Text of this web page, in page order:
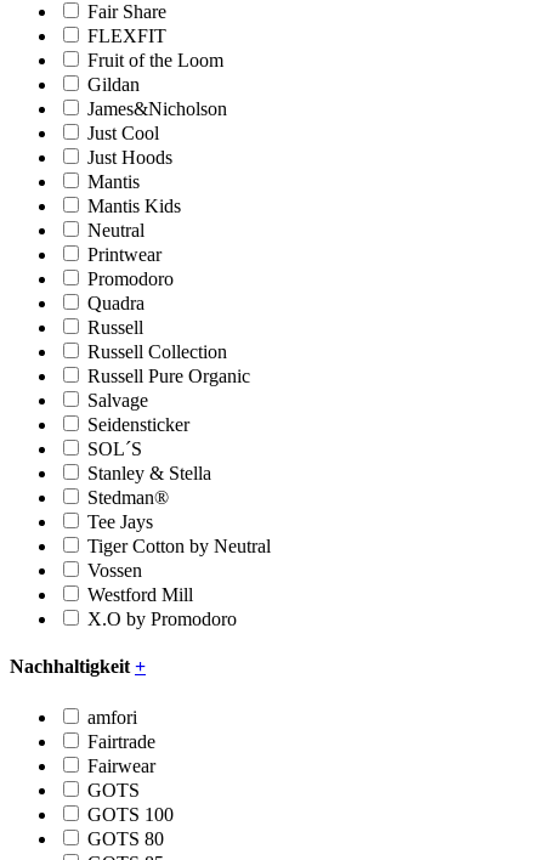
Fair Share
FLEXFIT
Fruit of the Loom
Gildan
James&Nicholson
Just Cool
Just Hoods
Mantis
Mantis Kids
Neutral
Printwear
Promodoro
Quadra
Russell
Russell Collection
Russell Pure Organic
Salvage
Seidensticker
SOL´S
Stanley & Stella
Stedman®
Tee Jays
Tiger Cotton by Neutral
Vossen
Westford Mill
X.O by Promodoro
Nachhaltigkeit+
amfori
Fairtrade
Fairwear
GOTS
GOTS 100
GOTS 80